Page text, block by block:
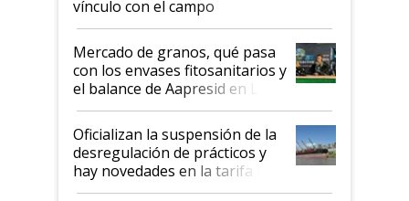
vínculo con el campo
Mercado de granos, qué pasa
con los envases fitosanitarios y
el balance de Aapresid en La
Posta
Oficializan la suspensión de la
desregulación de prácticos y
hay novedades en la tarifa de
la hidrovía